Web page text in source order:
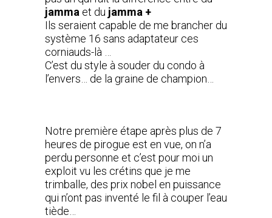
jamma et du jamma +
Ils seraient capable de me brancher du
système 16 sans adaptateur ces
corniauds-là …
C’est du style à souder du condo à
l’envers… de la graine de champion…
Notre première étape après plus de 7
heures de pirogue est en vue, on n’a
perdu personne et c’est pour moi un
exploit vu les crétins que je me
trimballe, des prix nobel en puissance
qui n’ont pas inventé le fil à couper l’eau
tiède…